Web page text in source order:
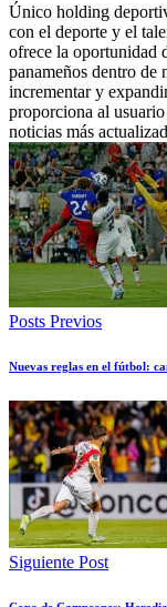
Único holding
con el deporte y el
ofrece la oportunidad
panameños dentro de
incrementar y
proporciona al
noticias más
Posts Previos
Nuevas reglas en el fútbol:
Siguiente Post